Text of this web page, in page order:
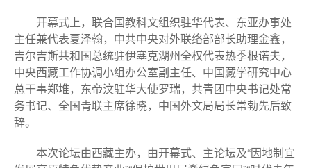
开幕式上，联合国教科文组织驻华代表、东亚办事处
主任兼代表夏泽翰，中共中央对外联络部部长助理金鑫，
吉尔吉斯共和国总统驻伊塞克湖州全权代表热季根诺夫，
中央西藏工作协调小组办公室副主任、中国藏学研究中心
总干事郑堆，东帝汶驻华大使罗瑞，共青团中央书记处常
务书记、全国青联主席徐晓，中国外文局局长常勃先后致
辞。
本次论坛由西藏主办，由开幕式、主论坛及“因地制宜